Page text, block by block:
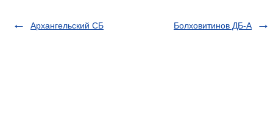
Архангельский СБ Болховитинов ДБ-А